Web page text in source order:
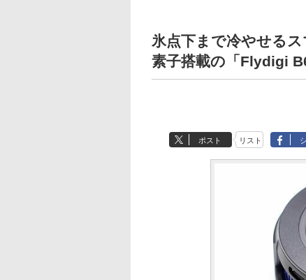
氷点下まで冷やせる
素子搭載の「Flydigi
ポスト リスト